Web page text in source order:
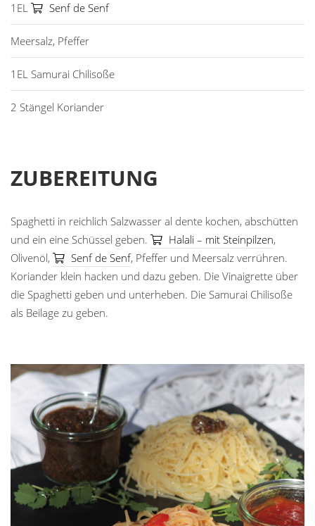
1EL Senf de Senf
Meersalz, Pfeffer
1EL Samurai Chilisoße
2 Stängel Koriander
ZUBEREITUNG
Spaghetti in reichlich Salzwasser al dente kochen, abschütten
und ein eine Schüssel geben.
Halali – mit Steinpilzen,
Olivenöl,
Senf de Senf, Pfeffer und Meersalz verrühren.
Koriander klein hacken und dazu geben. Die Vinaigrette über
die Spaghetti geben und unterheben. Die Samurai Chilisoße
als Beilage zu geben.